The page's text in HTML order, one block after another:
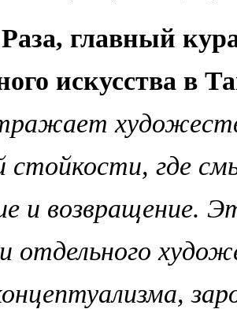
главный
искусства в
стойкости, где
и возвращение.
отдельного